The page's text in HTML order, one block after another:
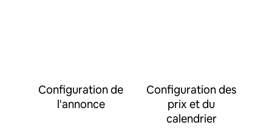
Configuration de
l'annonce
Configuration des
prix et du
calendrier